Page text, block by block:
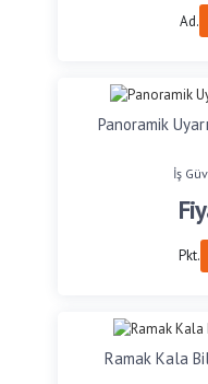
Ad.
Panoramik
İş
Pkt.
Ramak Kala